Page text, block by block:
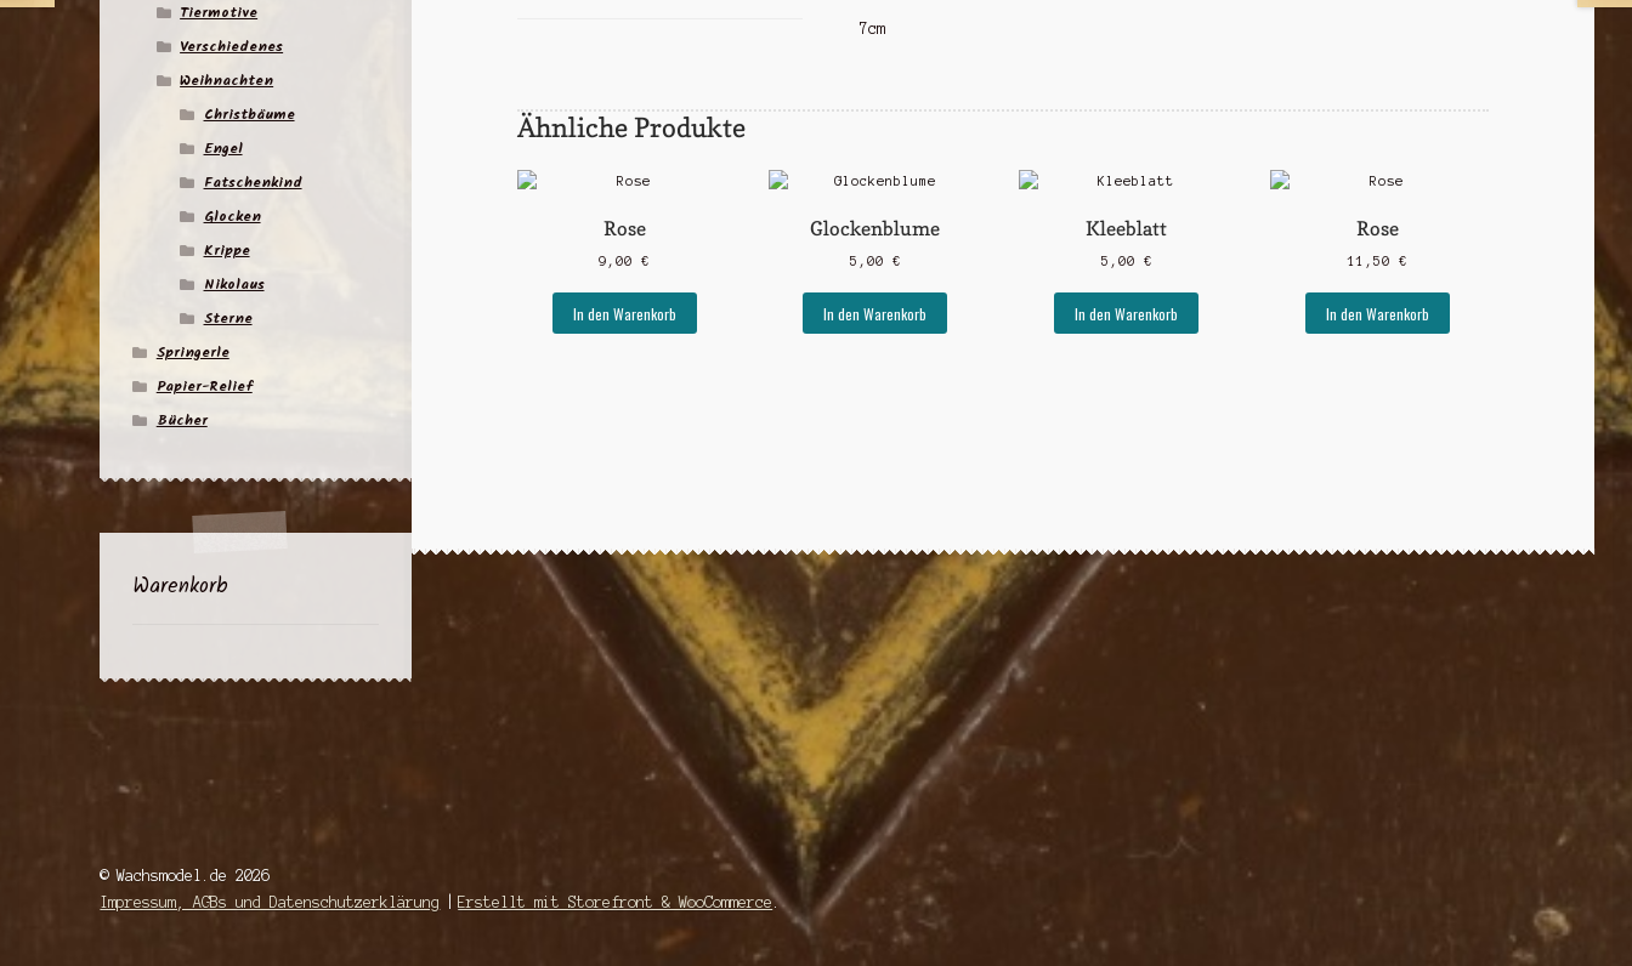
7cm
Ähnliche Produkte
Rose
9,00€
In den Warenkorb
Glockenblume
5,00 €
In den Warenkorb
Kleeblatt
5,00 €
In den Warenkorb
Rose
11,50 €
In den Warenkorb
Tiermotive
Verschiedenes
Weihnachten
Christbäume
Engel
Fatschenkind
Glocken
Krippe
Nikolaus
Sterne
Springerle
Papier-Relief
Bücher
Warenkorb
© Wachsmodel.de 2026
Impressum, AGBs und Datenschutzerklärung
Erstellt mit Storefront & WooCommerce.